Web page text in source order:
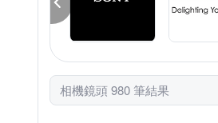
相機鏡頭 980 筆結果